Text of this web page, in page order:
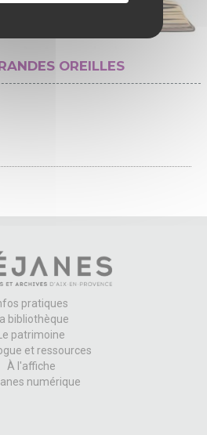
OREILLES
pratiques
La bibliothèque
Le patrimoine
et ressources
À l'affiche
numérique